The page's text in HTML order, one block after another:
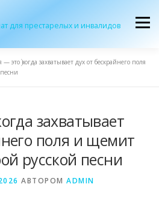
Меню
ЭКСКУРСИЯ
— это когда захватывает дух от бескрайнего поля
захватывает
поля и щемит
русской песни
АВТОРОМ ADMIN